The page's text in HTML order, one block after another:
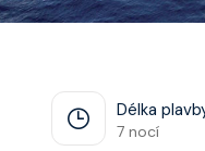
Délka
7 nocí